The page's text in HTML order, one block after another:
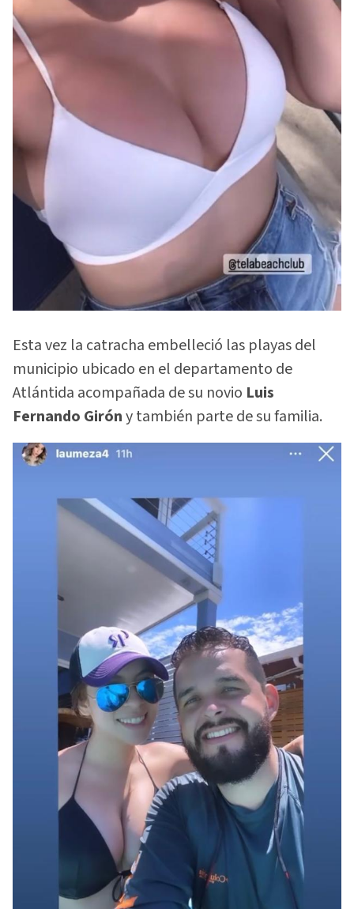
Esta vez la catracha embelleció las playas del
municipio ubicado en el departamento de
Atlántida acompañada de su novio Luis
Fernando Giróny también parte de su familia.